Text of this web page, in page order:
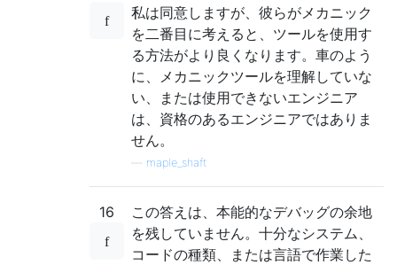
私は同意しますが、彼らがメカニック
を二番目に考えると、ツールを使用す
る方法がより良くなります。車のよう
に、メカニックツールを理解していな
い、または使用できないエンジニア
は、資格のあるエンジニアではありま
せん。
maple_shaft
16
この答えは、本能的なデバッグの余地
を残していません。十分なシステム、
コードの種類、または言語で作業した